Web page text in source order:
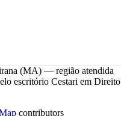
(MA) — região atendida
escritório Cestari em Direito
contributors